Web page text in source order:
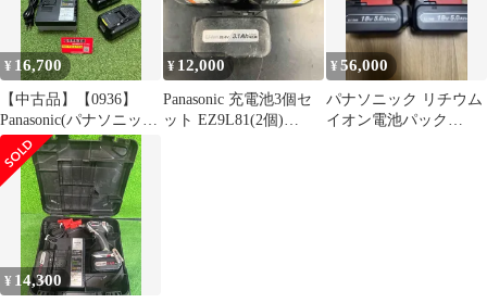
¥ 16,700
【中古品】【0936】
Panasonic(パナソニッ
ク) 18v5.0Ahバッテリ
x2+充電器セット
EZ9L54x2+EZ0L81
ITFPK3Q6P0K4
¥ 12,000
Panasonic 充電池3個セ
ット EZ9L81(2個)
¥56,000
パナソニック リチウム
イオン電池パック
¥ 14,300